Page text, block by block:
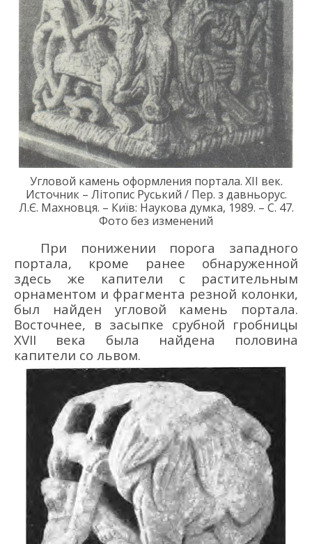
Угловой камень оформления портала. XII век.
Источник – Літопис Руський / Пер. з давньорус.
Л.Є. Махновця. – Київ: Наукова думка, 1989. – С. 47.
Фото без изменений
При понижении порога западного
портала, кроме ранее обнаруженной
здесь же капители с растительным
орнаментом и фрагмента резной колонки,
был найден угловой камень портала.
Восточнее, в засыпке срубной гробницы
XVII века была найдена половина
капители со львом.